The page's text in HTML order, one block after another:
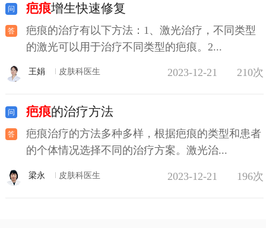
疤痕增生快速修复
疤痕的治疗有以下方法：1、激光治疗，不同类型
的激光可以用于治疗不同类型的疤痕。2...
王娟 皮肤科医生 2023-12-21 210次
疤痕的治疗方法
疤痕治疗的方法多种多样，根据疤痕的类型和患者
的个体情况选择不同的治疗方案。激光治...
梁永 皮肤科医生 2023-12-21 196次